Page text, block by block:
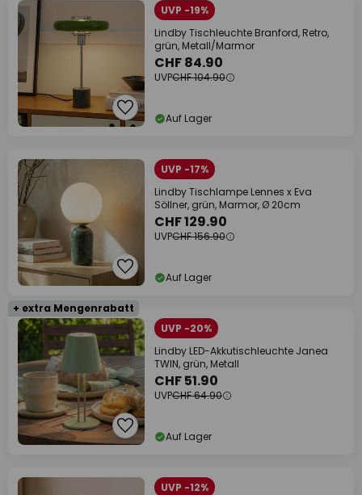
UVP -19%
Lindby Tischleuchte Branford, Retro,
grün, Metall/Marmor
CHF 84.90
UVPCHF 104.90
Auf Lager
UVP -17%
Lindby Tischlampe Lennes x Eva
Söllner, grün, Marmor, Ø 20cm
CHF 129.90
UVPCHF 156.90
Auf Lager
+ extra Mengenrabatt
UVP -20%
Lindby LED-Akkutischleuchte Janea
TWIN, grün, Metall
CHF 51.90
UVPCHF 64.90
Auf Lager
UVP -12%